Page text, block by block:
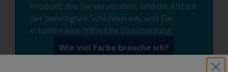
Produkt, das Sie verwenden, und die Anzahl
der benötigten Schichten ein, und Sie
erhalten eine hilfreiche Einschätzung.
Wie viel Farbe brauche ich?